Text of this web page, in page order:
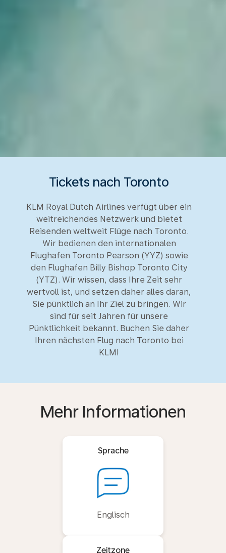
Tickets nach Toronto
KLM Royal Dutch Airlines verfügt über ein
weitreichendes Netzwerk und bietet
Reisenden weltweit Flüge nach Toronto.
Wir bedienen den internationalen
Flughafen Toronto Pearson (YYZ) sowie
den Flughafen Billy Bishop Toronto City
(YTZ). Wir wissen, dass Ihre Zeit sehr
wertvoll ist, und setzen daher alles daran,
Sie pünktlich an Ihr Ziel zu bringen. Wir
sind für seit Jahren für unsere
Pünktlichkeit bekannt. Buchen Sie daher
Ihren nächsten Flug nach Toronto bei
KLM!
Mehr Informationen
Sprache
Englisch
Zeitzone